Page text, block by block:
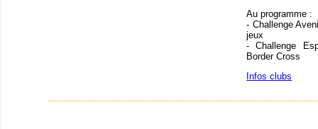
Au programme :
- Challenge
jeux
- Challenge
Border Cross
Infos clubs